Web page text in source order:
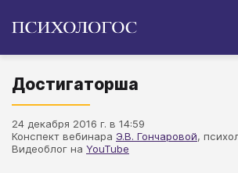
Достигаторша
24 декабря 2016 г. в 14:59
Конспект вебинара Э.В. Гончаровой,
Видеоблог на YouTube